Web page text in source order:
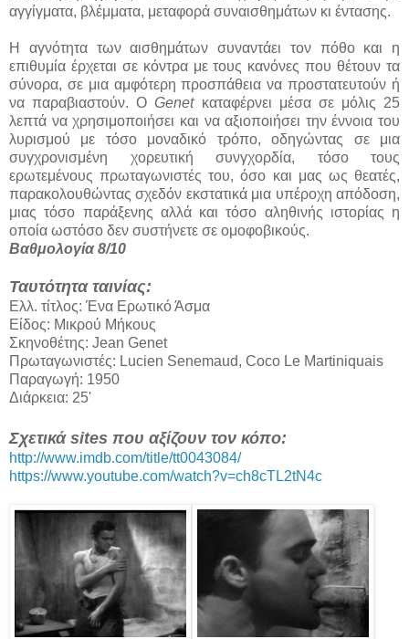
αγγίγματα, βλέμματα, μεταφορά συναισθημάτων κι έντασης.
Η αγνότητα των αισθημάτων συναντάει τον πόθο και η
επιθυμία έρχεται σε κόντρα με τους κανόνες που θέτουν τα
σύνορα, σε μια αμφότερη προσπάθεια να προστατευτούν ή
να παραβιαστούν. ΟGenetκαταφέρνει μέσα σε μόλις 25
λεπτά να χρησιμοποιήσει και να αξιοποιήσει την έννοια του
λυρισμού με τόσο μοναδικό τρόπο, οδηγώντας σε μια
συγχρονισμένη χορευτική συνγχορδία, τόσο τους
ερωτεμένους πρωταγωνιστές του, όσο και μας ως θεατές,
παρακολουθώντας σχεδόν εκστατικά μια υπέροχη απόδοση,
μιας τόσο παράξενης αλλά και τόσο αληθινής ιστορίας η
οποία ωστόσο δεν συστήνετε σε ομοφοβικούς.
Βαθμολογία 8/10
Ταυτότητα ταινίας:
Ελλ. τίτλος: Ένα Ερωτικό Άσμα
Είδος: Μικρού Μήκους
Σκηνοθέτης: Jean Genet
Πρωταγωνιστές: Lucien Senemaud, Coco Le Martiniquais
Παραγωγή: 1950
Διάρκεια: 25'
Σχετικά sites που αξίζουν τον κόπο:
http://www.imdb.com/title/tt0043084/
https://www.youtube.com/watch?v=ch8cTL2tN4c